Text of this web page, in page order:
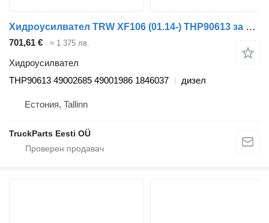
Хидроусилвател TRW XF106 (01.14-) THP90613 за влекач DAF XF106 (2014-)
701,61 € ≈ 1 375 лв.
Хидроусилвател
THP90613 49002685 49001986 1846037
дизел
Естония, Tallinn
TruckParts Eesti OÜ